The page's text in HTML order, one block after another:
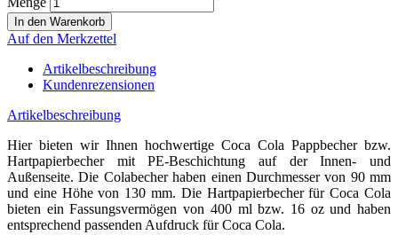
Auf den Merkzettel
Artikelbeschreibung
Kundenrezensionen
Artikelbeschreibung
Hier bieten wir Ihnen hochwertige Coca Cola Pappbecher bzw.
Hartpapierbecher mit PE-Beschichtung auf der Innen- und
Außenseite. Die Colabecher haben einen Durchmesser von 90 mm
und eine Höhe von 130 mm. Die Hartpapierbecher für Coca Cola
bieten ein Fassungsvermögen von 400 ml bzw. 16 oz und haben
entsprechend passenden Aufdruck für Coca Cola.